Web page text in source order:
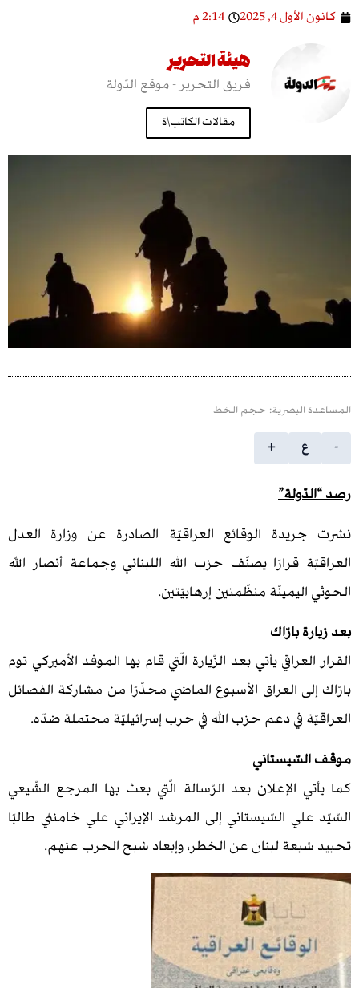
4, 2025 2:14 م
هيئة التحرير
فريق التحرير - موقع الدّولة
مقالات الكاتب\ة
البصرية: حجم الخط
الوقائع العراقيّة الصادرة عن وزارة العدل
قرارًا يصنّف حزب الله اللبناني وجماعة أنصار اللّه
منظّمتين إرهابيّتين.
بارّاك
يأتي بعد الزّيارة الّتي قام بها الموفد الأميركي توم
العراق الأسبوع الماضي محذّرًا من مشاركة الفصائل
في دعم حزب الله في حرب إسرائيليّة محتملة ضدّه.
الإعلان بعد الرّسالة الّتي بعث بها المرجع الشّيعي
السّيستاني إلى المرشد الإيراني علي خامنئي طالبًا
لبنان عن الخطر، وإبعاد شبح الحرب عنهم.